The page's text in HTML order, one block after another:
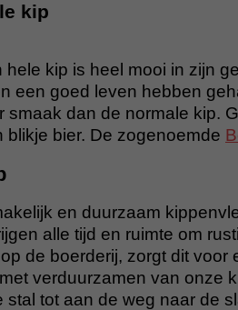
kip
hele kip is heel mooi in zijn
een goed leven hebben
smaak dan de normale kip.
blikje bier. De zogenoemde
en duurzaam
alle tijd en ruimte om
de boerderij, zorgt dit
verduurzamen van onze
stal tot aan de weg naar de